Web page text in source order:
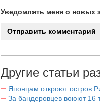
Уведомлять меня о новых
Другие статьи
Японцам откроют остров
За бандеровцев воюют 16